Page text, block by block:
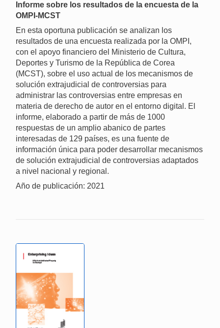
Informe sobre los resultados de la encuesta de la
OMPI-MCST
En esta oportuna publicación se analizan los
resultados de una encuesta realizada por la OMPI,
con el apoyo financiero del Ministerio de Cultura,
Deportes y Turismo de la República de Corea
(MCST), sobre el uso actual de los mecanismos de
solución extrajudicial de controversias para
administrar las controversias entre empresas en
materia de derecho de autor en el entorno digital. El
informe, elaborado a partir de más de 1000
respuestas de un amplio abanico de partes
interesadas de 129 países, es una fuente de
información única para poder desarrollar mecanismos
de solución extrajudicial de controversias adaptados
a nivel nacional y regional.
Año de publicación: 2021